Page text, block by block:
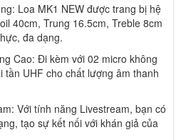
Loa MK1 NEW được trang bị hệ
40cm, Trung 16.5cm, Treble 8cm
đa dạng.
Cao: Đi kèm với 02 micro không
tần UHF cho chất lượng âm thanh
Với tính năng Livestream, bạn có
tạo sự kết nối với khán giả của